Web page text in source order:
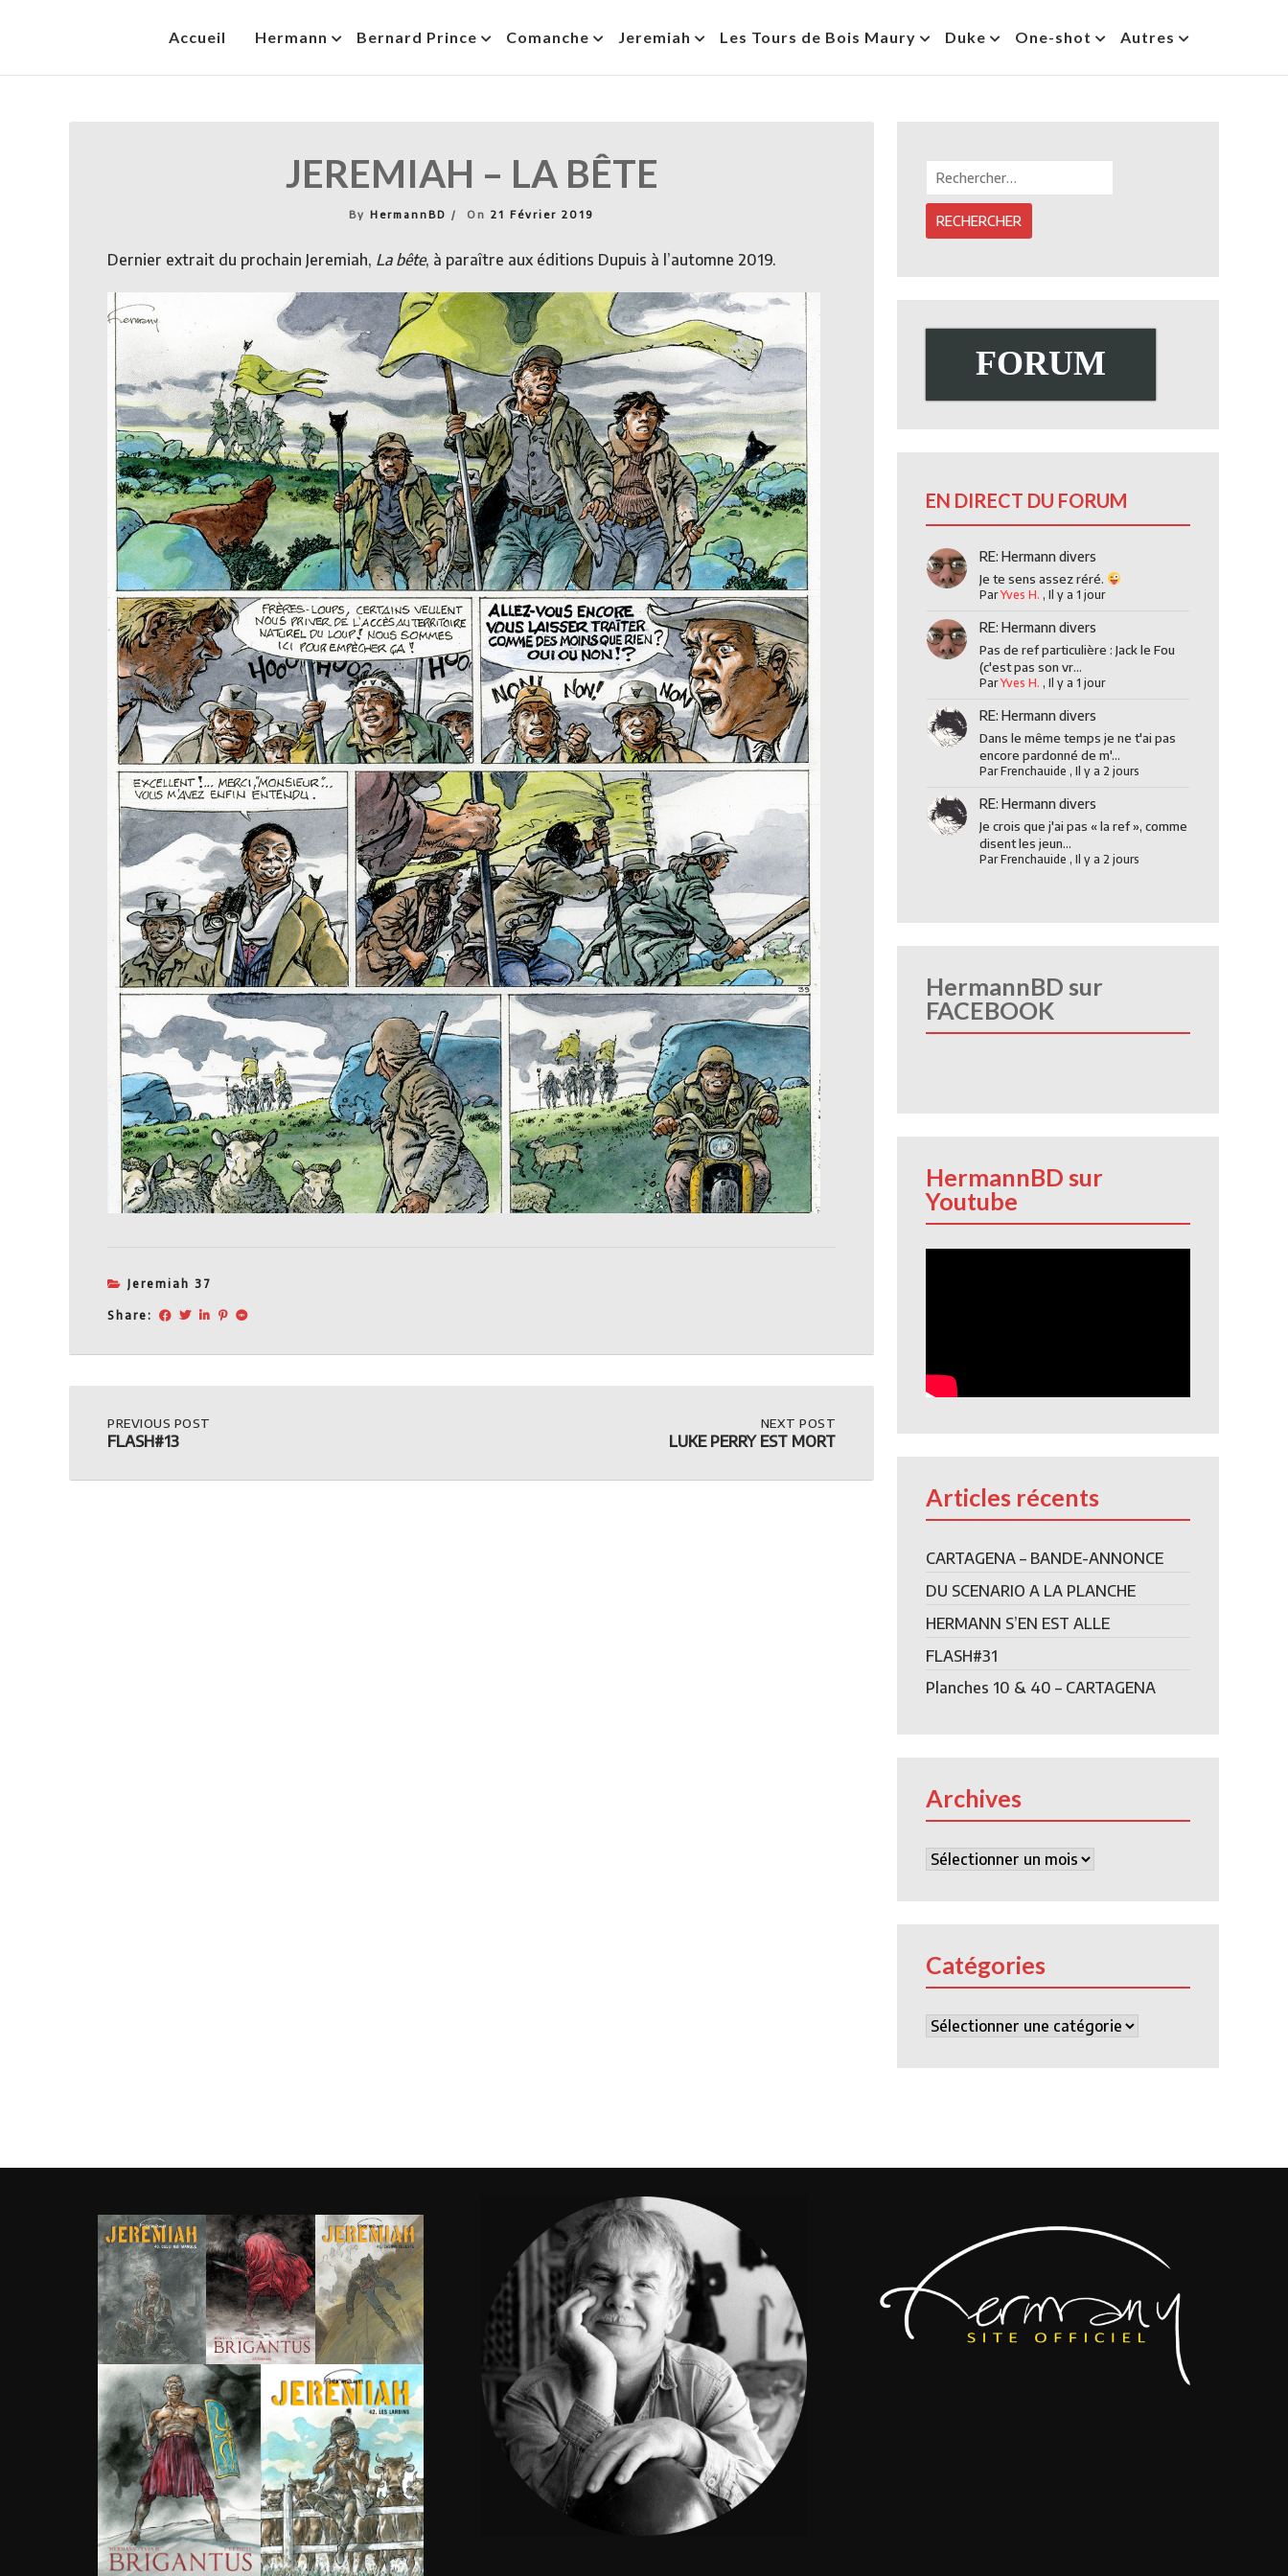
HermannBD
Accueil Hermann Bernard Prince Comanche Jeremiah Les Tours de Bois Maury Duke One-shot Autres
JEREMIAH – LA BÊTE
By HermannBD On 21 Février 2019
Dernier extrait du prochain Jeremiah, La bête, à paraître aux éditions Dupuis à l’automne 2019.
Jeremiah 37
Share:
Post
navigation
PREVIOUS
POST:
PREVIOUS POST
FLASH#13
EST
NEXT POST
LUKE PERRY EST MORT
FORUM
EN DIRECT DU FORUM
RE: Hermann divers
Je te sens assez réré.
ParYves H. , Il y a 1 jour
RE: Hermann divers
Pas de ref particulière : Jack le Fou
(c'est pas son vr...
ParYves H. , Il y a 1 jour
RE: Hermann divers
Dans le même temps je ne t'ai pas
encore pardonné de m'...
ParFrenchauide , Il y a 2 jours
RE: Hermann divers
Je crois que j'ai pas « la ref », comme
disent les jeun...
ParFrenchauide , Il y a 2 jours
HermannBD sur
FACEBOOK
HermannBD sur
Youtube
Articles récents
CARTAGENA – BANDE-ANNONCE
DU SCENARIO A LA PLANCHE
HERMANN S’EN EST ALLE
FLASH#31
Planches 10 & 40 – CARTAGENA
Archives
Archives
Catégories
Catégories